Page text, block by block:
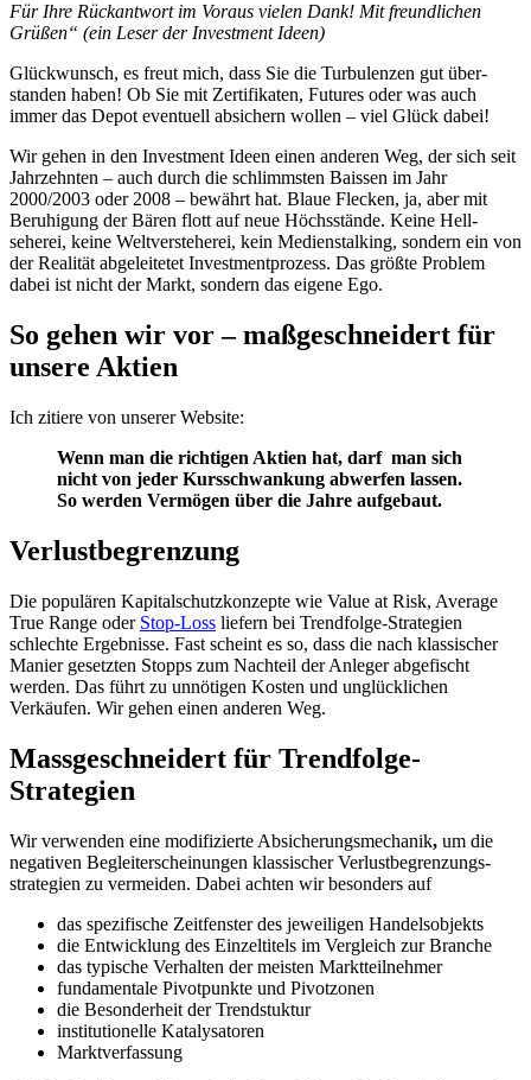
Für Ihre Rückantwort im Voraus vielen Dank! Mit freundlichen
Grüßen“ (ein Leser der Investment Ideen)
Glückwunsch, es freut mich, dass Sie die Turbulenzen gut über­
standen haben! Ob Sie mit Zertifikaten, Futures oder was auch
immer das Depot eventuell absichern wollen – viel Glück dabei!
Wir gehen in den Investment Ideen einen anderen Weg, der sich seit
Jahrzehnten – auch durch die schlimmsten Baissen im Jahr
2000/2003 oder 2008 – bewährt hat. Blaue Flecken, ja, aber mit
Beruhigung der Bären flott auf neue Höchsstände. Keine Hell­
seherei, keine Weltversteherei, kein Medienstalking, sondern ein von
der Realität abgeleitetet Investmentprozess. Das größte Problem
dabei ist nicht der Markt, sondern das eigene Ego.
So gehen wir vor – maßgeschneidert für
unsere Aktien
Ich zitiere von unserer Website:
Wenn man die richtigen Aktien hat, darf man sich
nicht von jeder Kursschwankung abwerfen lassen.
So werden Vermögen über die Jahre aufgebaut.
Verlustbegrenzung
Die populären Kapitalschutzkonzepte wie Value at Risk, Average
True Range oder Stop-Loss liefern bei Trendfolge-Strategien
schlechte Ergebnisse. Fast scheint es so, dass die nach klassischer
Manier gesetzten Stopps zum Nachteil der Anleger abgefischt
werden. Das führt zu unnötigen Kosten und unglücklichen
Verkäufen. Wir gehen einen anderen Weg.
Massgeschneidert für Trendfolge-
Strategien
Wir verwenden eine modifizierte Absicherungsmechanik, um die
negativen Begleiterscheinungen klassischer Verlust­begrenzungs­
strategien zu vermeiden. Dabei achten wir besonders auf
das spezifische Zeitfenster des jeweiligen Handelsobjekts
die Entwicklung des Einzeltitels im Vergleich zur Branche
das typische Verhalten der meisten Marktteilnehmer
fundamentale Pivotpunkte und Pivotzonen
die Besonderheit der Trendstuktur
institutionelle Katalysatoren
Marktverfassung